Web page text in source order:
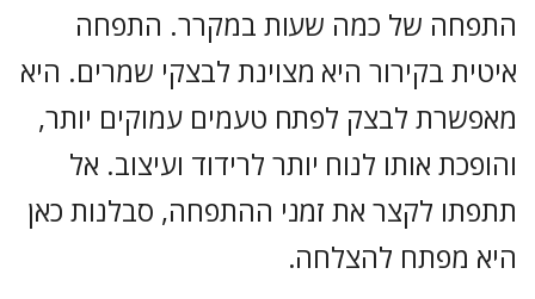
התפחה של כמה שעות במקרר. התפחה
איטית בקירור היא מצוינת לבצקי שמרים. היא
מאפשרת לבצק לפתח טעמים עמוקים יותר,
והופכת אותו לנוח יותר לרידוד ועיצוב. אל
תתפתו לקצר את זמני ההתפחה, סבלנות כאן
היא מפתח להצלחה.